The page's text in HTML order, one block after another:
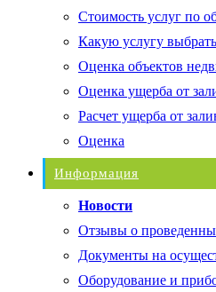
Стоимость услуг по
Какую услугу
Оценка объектов
Оценка ущерба от
Расчет ущерба от
Оценка
Информация
Новости
Отзывы о
Документы на
Оборудование и